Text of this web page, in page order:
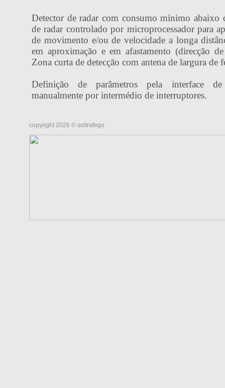
Detector de radar com consumo mínimo abaixo
de radar controlado por microprocessador para
de movimento e/ou de velocidade a longa
em aproximação e em afastamento (direcção
Zona curta de detecção com antena de largura de
Definição de parâmetros pela interface
manualmente por intermédio de interruptores.
copyright 2026 © soltrafego